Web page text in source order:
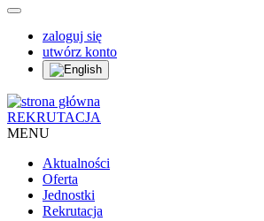
zaloguj się
utwórz konto
REKRUTACJA
MENU
Aktualności
Oferta
Jednostki
Rekrutacja